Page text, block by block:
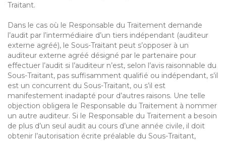
Traitant.
Dans le cas où le Responsable du Traitement demande
l’audit par l’intermédiaire d’un tiers indépendant (auditeur
externe agréé), le Sous-Traitant peut s’opposer à un
auditeur externe agréé désigné par le partenaire pour
effectuer l’audit si l’auditeur n’est, selon l’avis raisonnable du
Sous-Traitant, pas suffisamment qualifié ou indépendant, s’il
est un concurrent du Sous-Traitant, ou s’il est
manifestement inadapté pour d’autres raisons. Une telle
objection obligera le Responsable du Traitement à nommer
un autre auditeur. Si le Responsable du Traitement a besoin
de plus d’un seul audit au cours d’une année civile, il doit
obtenir l’autorisation écrite préalable du Sous-Traitant,